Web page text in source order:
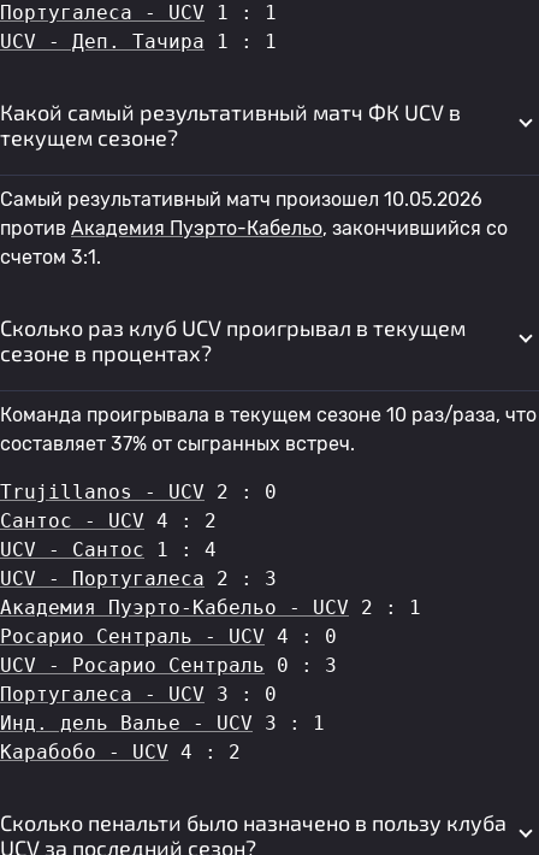
Португалеса - UCV 1 : 1
UCV - Деп. Тачира 1 : 1
Какой самый результативный матч ФК UCV в
текущем сезоне?
Самый результативный матч произошел 10.05.2026
против Академия Пуэрто-Кабельо, закончившийся со
счетом 3:1.
Сколько раз клуб UCV проигрывал в текущем
сезоне в процентах?
Команда проигрывала в текущем сезоне 10 раз/раза, что
составляет 37% от сыгранных встреч.
Trujillanos - UCV 2 : 0
Сантос - UCV 4 : 2
UCV - Сантос 1 : 4
UCV - Португалеса 2 : 3
Академия Пуэрто-Кабельо - UCV 2 : 1
Росарио Сентраль - UCV 4 : 0
UCV - Росарио Сентраль 0 : 3
Португалеса - UCV 3 : 0
Инд. дель Валье - UCV 3 : 1
Карабобо - UCV 4 : 2
Сколько пенальти было назначено в пользу клуба
UCV за последний сезон?